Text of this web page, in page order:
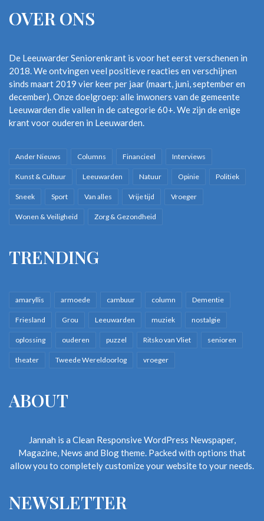
OVER ONS
De Leeuwarder Seniorenkrant is voor het eerst verschenen in
2018. We ontvingen veel positieve reacties en verschijnen
sinds maart 2019 vier keer per jaar (maart, juni, september en
december). Onze doelgroep: alle inwoners van de gemeente
Leeuwarden die vallen in de categorie 60+. We zijn de enige
krant voor ouderen in Leeuwarden.
Ander Nieuws Columns Financieel Interviews
Kunst & Cultuur Leeuwarden Natuur Opinie Politiek
Sneek Sport Van alles Vrije tijd Vroeger
Wonen & Veiligheid Zorg & Gezondheid
TRENDING
amaryllis armoede cambuur column Dementie
Friesland Grou Leeuwarden muziek nostalgie
oplossing ouderen puzzel Ritsko van Vliet senioren
theater Tweede Wereldoorlog vroeger
ABOUT
Jannah is a Clean Responsive WordPress Newspaper,
Magazine, News and Blog theme. Packed with options that
allow you to completely customize your website to your needs.
NEWSLETTER